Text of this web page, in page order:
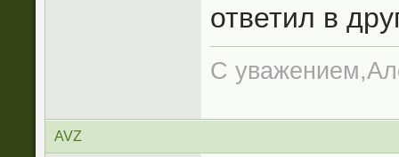
ответил в
С
AVZ